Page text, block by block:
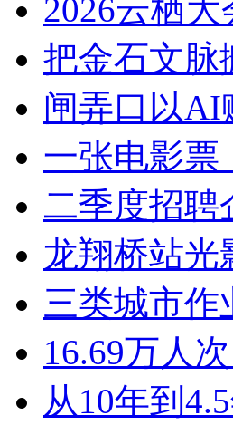
2026云栖
把金石文脉
闸弄口以AI
一张电影票
二季度招聘
龙翔桥站光
三类城市作
16.69万人
从10年到